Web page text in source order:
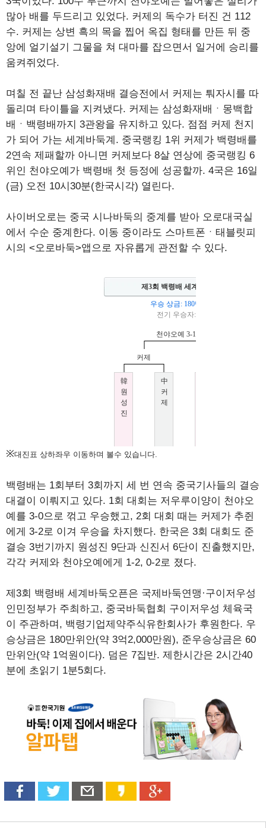
많아 배를 두드리고 있었다. 커제의 독수가 터진 건 112
수. 커제는 상변 흑의 목을 찝어 옥집 형태를 만든 뒤 중
앙에 얼기설기 그물을 쳐 대마를 잡으면서 일거에 승리를
움켜쥐었다.
며칠 전 끝난 삼성화재배 결승전에서 커제는 퉈자시를 따
돌리며 타이틀을 지켜냈다. 커제는 삼성화재배ㆍ몽백합
배ㆍ백령배까지 3관왕을 유지하고 있다. 점점 커제 천지
가 되어 가는 세계바둑계. 중국랭킹 1위 커제가 백령배를
2연속 제패할까 아니면 커제보다 8살 연상에 중국랭킹 6
위인 천야오예가 백령배 첫 등정에 성공할까. 4국은 16일
(금) 오전 10시30분(한국시각) 열린다.
사이버오로는 중국 시나바둑의 중계를 받아 오로대국실
에서 수순 중계한다. 이동 중이라도 스마트폰ㆍ태블릿피
시의 <오로바둑>앱으로 자유롭게 관전할 수 있다.
※대진표 상하좌우 이동하며 볼수 있습니다.
백령배는 1회부터 3회까지 세 번 연속 중국기사들의 결승
대결이 이뤄지고 있다. 1회 대회는 저우루이양이 천야오
예를 3-0으로 꺾고 우승했고, 2회 대회 때는 커제가 추쥔
에게 3-2로 이겨 우승을 차지했다. 한국은 3회 대회도 준
결승 3번기까지 원성진 9단과 신진서 6단이 진출했지만,
각각 커제와 천야오예에게 1-2, 0-2로 졌다.
제3회 백령배 세계바둑오픈은 국제바둑연맹·구이저우성
인민정부가 주최하고, 중국바둑협회 구이저우성 체육국
이 주관하며, 백령기업제약주식유한회사가 후원한다. 우
승상금은 180만위안(약 3억2,000만원), 준우승상금은 60
만위안(약 1억원이다). 덤은 7집반. 제한시간은 2시간40
분에 초읽기 1분5회다.